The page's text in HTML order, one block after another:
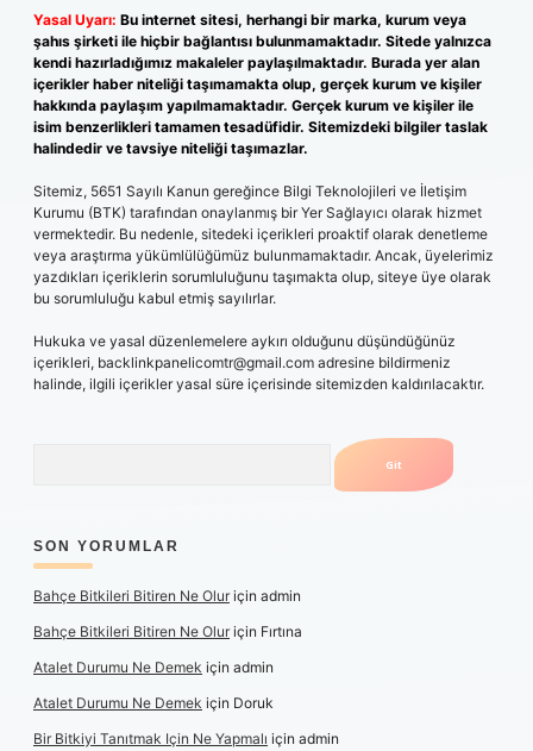
Yasal Uyarı: Bu internet sitesi, herhangi bir marka, kurum veya
şahıs şirketi ile hiçbir bağlantısı bulunmamaktadır. Sitede yalnızca
kendi hazırladığımız makaleler paylaşılmaktadır. Burada yer alan
içerikler haber niteliği taşımamakta olup, gerçek kurum ve kişiler
hakkında paylaşım yapılmamaktadır. Gerçek kurum ve kişiler ile
isim benzerlikleri tamamen tesadüfidir. Sitemizdeki bilgiler taslak
halindedir ve tavsiye niteliği taşımazlar.
Sitemiz, 5651 Sayılı Kanun gereğince Bilgi Teknolojileri ve İletişim
Kurumu (BTK) tarafından onaylanmış bir Yer Sağlayıcı olarak hizmet
vermektedir. Bu nedenle, sitedeki içerikleri proaktif olarak denetleme
veya araştırma yükümlülüğümüz bulunmamaktadır. Ancak, üyelerimiz
yazdıkları içeriklerin sorumluluğunu taşımakta olup, siteye üye olarak
bu sorumluluğu kabul etmiş sayılırlar.
Hukuka ve yasal düzenlemelere aykırı olduğunu düşündüğünüz
içerikleri, backlinkpanelicomtr@gmail.com adresine bildirmeniz
halinde, ilgili içerikler yasal süre içerisinde sitemizden kaldırılacaktır.
SON YORUMLAR
Bahçe Bitkileri Bitiren Ne Oluriçin admin
Bahçe Bitkileri Bitiren Ne Oluriçin Fırtına
Atalet Durumu Ne Demek için admin
Atalet Durumu Ne Demek için Doruk
Bir Bitkiyi Tanıtmak Için Ne Yapmalı için admin